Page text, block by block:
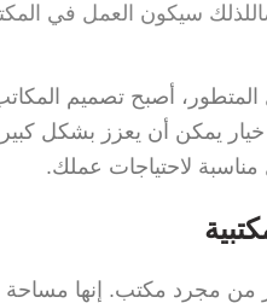
سيكون العمل في
المتطور، أصبح تصميم
خيار يمكن أن يعزز بشكل
مناسبة لاحتياجات عملك.
مجرد مكتب. إنها مساحة